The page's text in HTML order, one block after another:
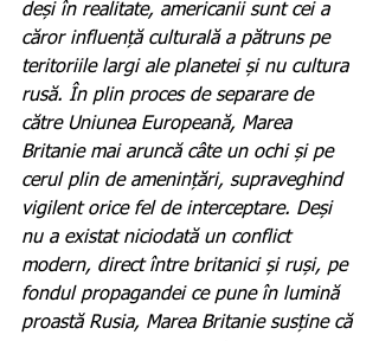
deși în realitate, americanii sunt cei a
căror influență culturală a pătruns pe
teritoriile largi ale planetei și nu cultura
rusă. În plin proces de separare de
către Uniunea Europeană, Marea
Britanie mai aruncă câte un ochi și pe
cerul plin de amenințări, supraveghind
vigilent orice fel de interceptare. Deși
nu a existat niciodată un conflict
modern, direct între britanici și ruși, pe
fondul propagandei ce pune în lumină
proastă Rusia, Marea Britanie susține că